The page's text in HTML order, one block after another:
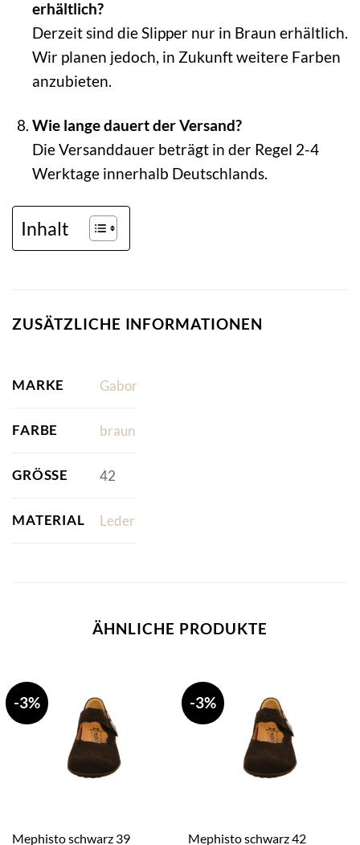
erhältlich?
Derzeit sind die Slipper nur in Braun erhältlich.
Wir planen jedoch, in Zukunft weitere Farben
anzubieten.
Wie lange dauert der Versand?
Die Versanddauer beträgt in der Regel 2-4
Werktage innerhalb Deutschlands.
Inhalt
ZUSÄTZLICHE INFORMATIONEN
MARKE Gabor
FARBE braun
GRÖSSE 42
MATERIAL Leder
ÄHNLICHE PRODUKTE
-3%
Mephisto schwarz 39
-3%
Mephisto schwarz 42